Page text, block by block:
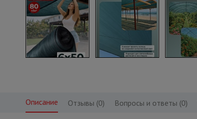
Описание Отзывы (0) Вопросы и ответы (0)